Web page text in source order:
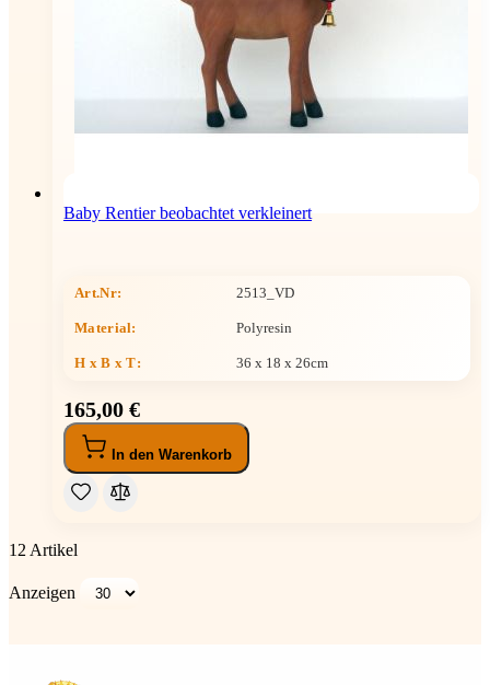
Baby Rentier beobachtet verkleinert
Art.Nr: 2513_VD
Material: Polyresin
H x B x T: 36 x 18 x 26cm
165,00 €
In den Warenkorb
12 Artikel
Anzeigen